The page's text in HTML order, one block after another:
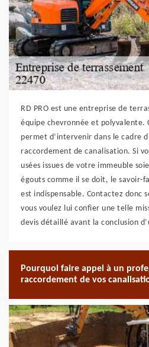
RD PRO est une entreprise de
équipe chevronnée et polyvalente.
permet d’intervenir dans le cadre
raccordement de canalisation. Si
usées issues de votre immeuble
égouts comme il se doit, le savoir-
est indispensable. Contactez donc
vous voulez lui confier une telle
devis détaillé avant la conclusion
Pourquoi faire appel à un
raccordement de vos